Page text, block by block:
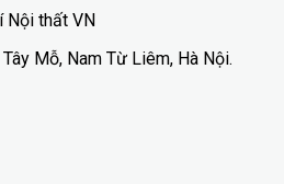
Nội thất VN
Mỗ, Nam Từ Liêm, Hà Nội.